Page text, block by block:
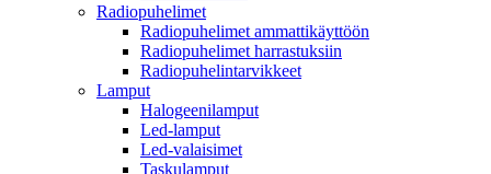
Radiopuhelimet
Radiopuhelimet ammattikäyttöön
Radiopuhelimet harrastuksiin
Radiopuhelintarvikkeet
Lamput
Halogeenilamput
Led-lamput
Led-valaisimet
Taskulamput